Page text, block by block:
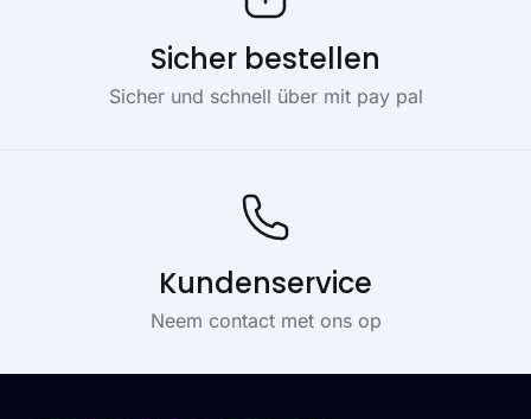
Sicher bestellen
Sicher und schnell über mit pay pal
Kundenservice
Neem contact met ons op